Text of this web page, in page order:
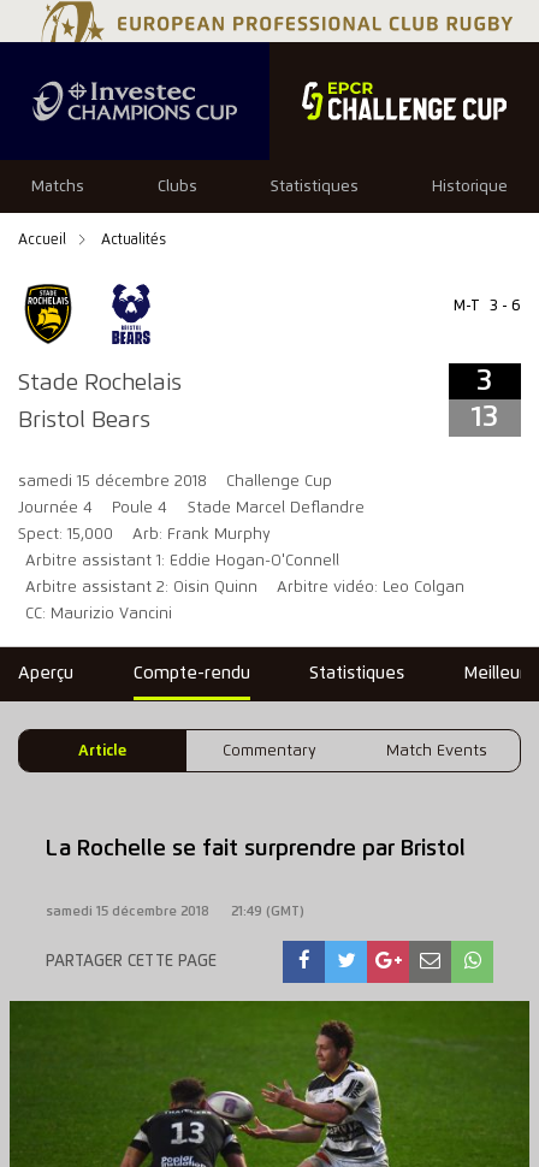
Matchs Clubs Statistiques Historique
Accueil Actualités
Stade Rochelais
Bristol Bears
M-T 3 - 6
3
13
samedi 15 décembre 2018
Challenge Cup
Journée 4
Poule 4
Stade Marcel Deflandre
Spect: 15,000
Arb: Frank Murphy
Arbitre assistant 1: Eddie Hogan-O'Connell
Arbitre assistant 2: Oisin Quinn
Arbitre vidéo: Leo Colgan
CC: Maurizio Vancini
3 13
Aperçu Compte-rendu Statistiques
Article Commentary Match Events
La Rochelle se fait surprendre par Bristol
samedi 15 décembre 2018 21:49 (GMT)
PARTAGER CETTE PAGE